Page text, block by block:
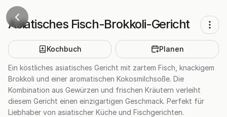
Asiatisches Fisch-Brokkoli-Gericht
Kochbuch Planen
Ein köstliches asiatisches Gericht mit zartem Fisch, knackigem
Brokkoli und einer aromatischen Kokosmilchsoße. Die
Kombination aus Gewürzen und frischen Kräutern verleiht
diesem Gericht einen einzigartigen Geschmack. Perfekt für
Liebhaber von asiatischer Küche und Fischgerichten.